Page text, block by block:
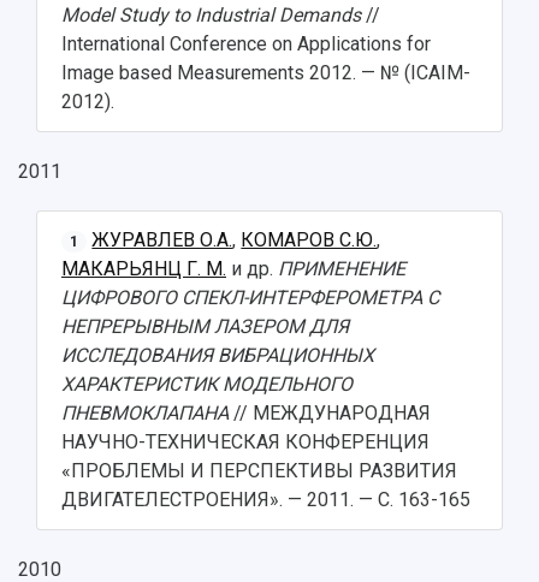
Model Study to Industrial Demands//
International Conference on Applications for
Image based Measurements 2012. — № (ICAIM-
2012).
2011
1 ЖУРАВЛЕВ О.А., КОМАРОВ С.Ю.,
МАКАРЬЯНЦ Г. М. и др. ПРИМЕНЕНИЕ
ЦИФРОВОГО СПЕКЛ-ИНТЕРФЕРОМЕТРА С
НЕПРЕРЫВНЫМ ЛАЗЕРОМ ДЛЯ
ИССЛЕДОВАНИЯ ВИБРАЦИОННЫХ
ХАРАКТЕРИСТИК МОДЕЛЬНОГО
ПНЕВМОКЛАПАНА// МЕЖДУНАРОДНАЯ
НАУЧНО-ТЕХНИЧЕСКАЯ КОНФЕРЕНЦИЯ
«ПРОБЛЕМЫ И ПЕРСПЕКТИВЫ РАЗВИТИЯ
ДВИГАТЕЛЕСТРОЕНИЯ». — 2011. — С. 163-165
2010